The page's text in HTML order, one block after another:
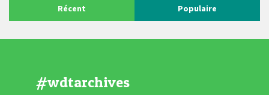
Récent Populaire
#wdtarchives